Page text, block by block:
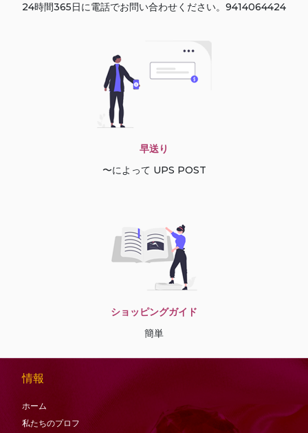
24時間365日に電話でお問い合わせください。9414064424
早送り
〜によって UPS POST
ショッピングガイド
簡単
情報
ホーム
私たちのプロフ